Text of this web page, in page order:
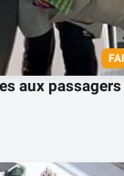
aux passagers